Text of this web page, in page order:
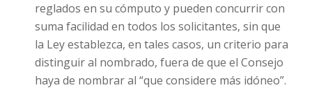
reglados en su cómputo y pueden concurrir con
suma facilidad en todos los solicitantes, sin que
la Ley establezca, en tales casos, un criterio para
distinguir al nombrado, fuera de que el Consejo
haya de nombrar al “que considere más idóneo”.